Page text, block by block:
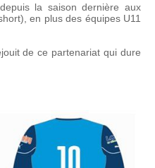
la saison dernière aux
en plus des équipes U11
de ce partenariat qui dure